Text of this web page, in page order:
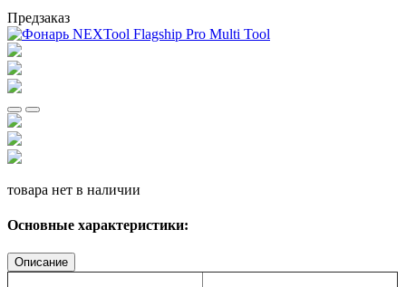
Предзаказ
товара нет в наличии
Основные характеристики:
Описание